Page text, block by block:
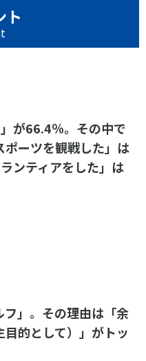
ト
が66.4％。その中で
ポーツを観戦した」は
ンティアをした」は
」。その理由は「余
的として）」がトッ